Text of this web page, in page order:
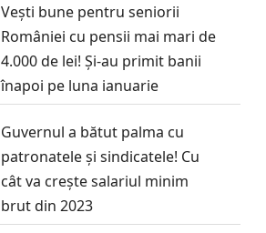
Vești bune pentru seniorii
României cu pensii mai mari de
4.000 de lei! Și-au primit banii
înapoi pe luna ianuarie
Guvernul a bătut palma cu
patronatele și sindicatele! Cu
cât va crește salariul minim
brut din 2023